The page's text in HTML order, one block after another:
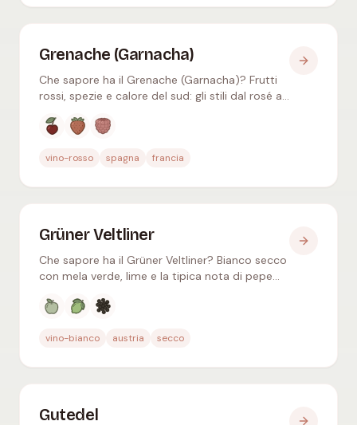
Grenache (Garnacha)
Che sapore ha il Grenache (Garnacha)? Frutti
rossi, spezie e calore del sud: gli stili dal rosé a
adatto.
Aromi tipici
vino-rosso spagna francia
Grüner Veltliner
Che sapore ha il Grüner Veltliner? Bianco secco
con mela verde, lime e la tipica nota di pepe
asparagi.
Aromi tipici
vino-bianco austria secco
Gutedel